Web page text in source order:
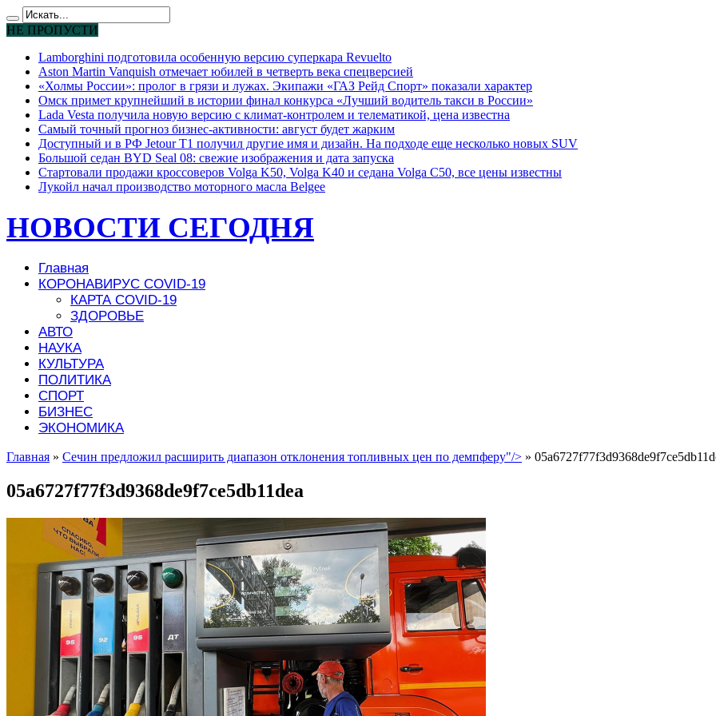
НЕ ПРОПУСТИ
Lamborghini подготовила особенную версию суперкара Revuelto
Aston Martin Vanquish отмечает юбилей в четверть века спецверсией
«Холмы России»: пролог в грязи и лужах. Экипажи «ГАЗ Рейд Спорт» показали характер
Омск примет крупнейший в истории финал конкурса «Лучший водитель такси в России»
Lada Vesta получила новую версию с климат-контролем и телематикой, цена известна
Самый точный прогноз бизнес-активности: август будет жарким
Доступный и в РФ Jetour T1 получил другие имя и дизайн. На подходе еще несколько новых SUV
Большой седан BYD Seal 08: свежие изображения и дата запуска
Стартовали продажи кроссоверов Volga K50, Volga K40 и седана Volga C50, все цены известны
Лукойл начал производство моторного масла Belgee
НОВОСТИ СЕГОДНЯ
Главная
КОРОНАВИРУС COVID-19
КАРТА COVID-19
ЗДОРОВЬЕ
АВТО
НАУКА
КУЛЬТУРА
ПОЛИТИКА
СПОРТ
БИЗНЕС
ЭКОНОМИКА
Главная » Сечин предложил расширить диапазон отклонения топливных цен по демпферу"/> »
05a6727f77f3d9368de9f7ce5db11dea